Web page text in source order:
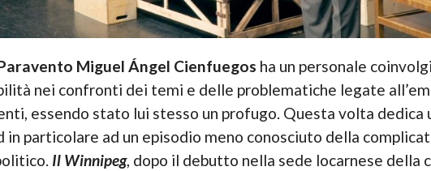
Miguel Ángel Cienfuegos ha un personale
nei confronti dei temi e delle problematiche legate
essendo stato lui stesso un profugo. Questa volta dedica
in particolare ad un episodio meno conosciuto della
Il Winnipeg, dopo il debutto nella sede locarnese della